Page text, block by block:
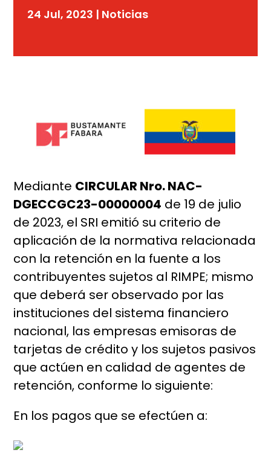
24 Jul, 2023 | Noticias
Mediante CIRCULAR Nro. NAC-
DGECCGC23-00000004 de 19 de julio
de 2023, el SRI emitió su criterio de
aplicación de la normativa relacionada
con la retención en la fuente a los
contribuyentes sujetos al RIMPE; mismo
que deberá ser observado por las
instituciones del sistema financiero
nacional, las empresas emisoras de
tarjetas de crédito y los sujetos pasivos
que actúen en calidad de agentes de
retención, conforme lo siguiente:
En los pagos que se efectúen a: